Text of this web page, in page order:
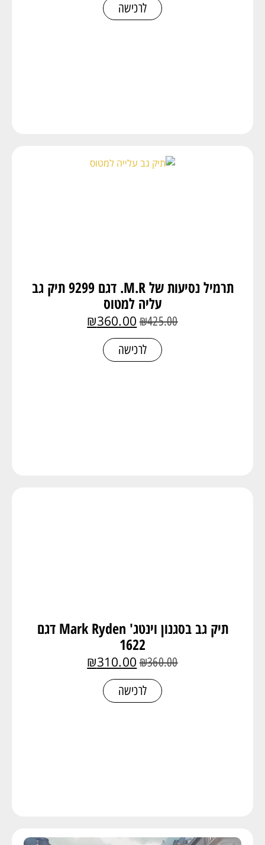
לרכישה
תרמיל נסיעות של M.R. דגם 9299 תיק גב
עליה למטוס
₪425.00
₪360.00
לרכישה
תיק גב בסגנון וינטג' Mark Ryden דגם
1622
₪360.00
₪310.00
לרכישה